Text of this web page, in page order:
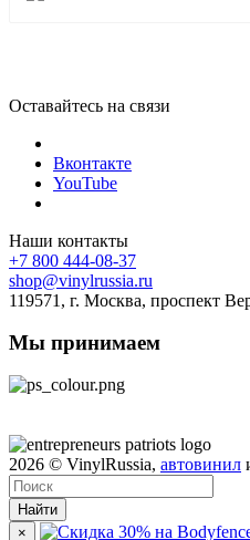
Оставайтесь на связи
Вконтакте
YouTube
Наши контакты
+7 800 444-08-37
shop@vinylrussia.ru
119571, г. Москва, проспект
Мы принимаем
2026 © VinylRussia, автовинил
Найти
×